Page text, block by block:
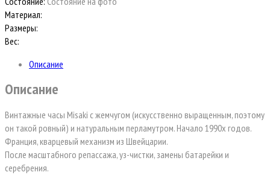
Материал:
Размеры:
Вес:
Описание
Описание
Винтажные часы Misaki с жемчугом (искусственно выращенным, поэтому
он такой ровный) и натуральным перламутром. Начало 1990х годов.
Франция, кварцевый механизм из Швейцарии.
После масштабного репассажа, уз-чистки, замены батарейки и
серебрения.